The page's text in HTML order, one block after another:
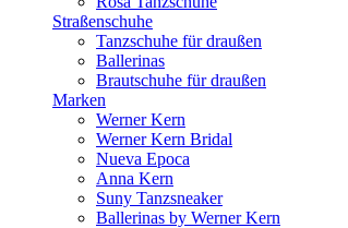
Straßenschuhe
Tanzschuhe für draußen
Ballerinas
Brautschuhe für draußen
Marken
Werner Kern
Werner Kern Bridal
Nueva Epoca
Anna Kern
Suny Tanzsneaker
Ballerinas by Werner Kern